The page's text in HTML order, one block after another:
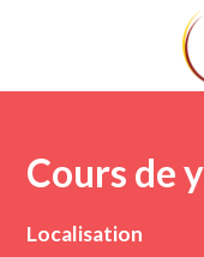
Cours de
Localisation